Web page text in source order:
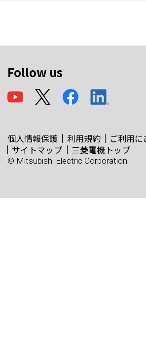
Follow us
個人情報保護 利用規約
ご利用に
サイトマップ
三菱電機トップ
© Mitsubishi Electric Corporation